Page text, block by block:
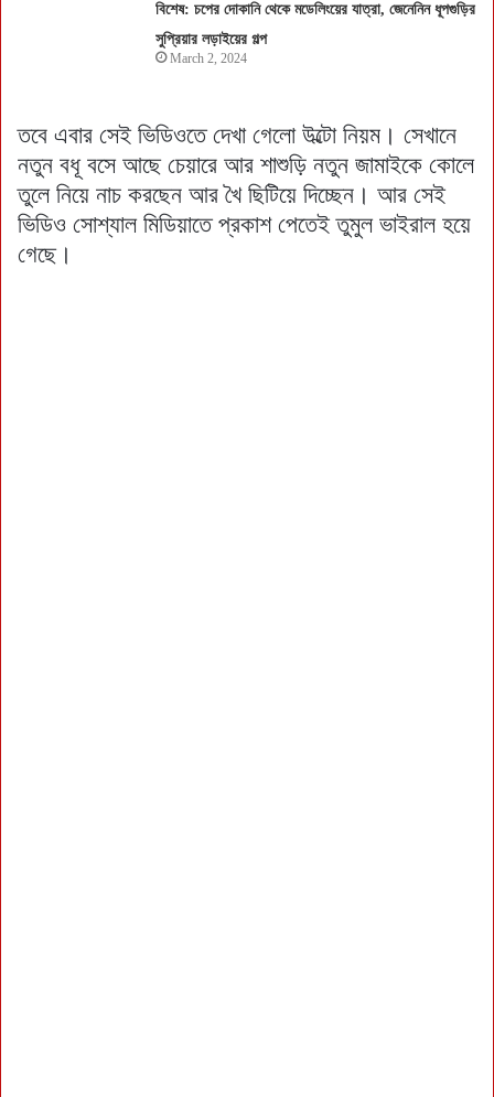
বিশেষ: চপের দোকানি থেকে মডেলিংয়ের যাত্রা, জেনেনিন ধূপগুড়ির
সুপ্রিয়ার লড়াইয়ের গল্প
March 2, 2024
তবে এবার সেই ভিডিওতে দেখা গেলো উল্টো নিয়ম। সেখানে
নতুন বধূ বসে আছে চেয়ারে আর শাশুড়ি নতুন জামাইকে কোলে
তুলে নিয়ে নাচ করছেন আর খৈ ছিটিয়ে দিচ্ছেন। আর সেই
ভিডিও সোশ্যাল মিডিয়াতে প্রকাশ পেতেই তুমুল ভাইরাল হয়ে
গেছে।